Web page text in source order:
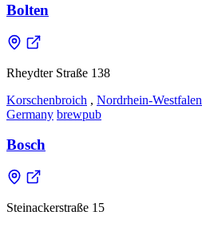
Bolten
Rheydter Straße 138
Korschenbroich , Nordrhein-Westfalen
Germany brewpub
Bosch
Steinackerstraße 15